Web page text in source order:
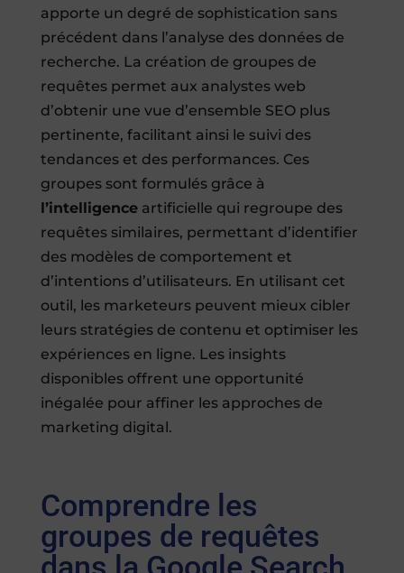
apporte un degré de sophistication sans
précédent dans l’analyse des données de
recherche. La création de groupes de
requêtes permet aux analystes web
d’obtenir une vue d’ensemble SEO plus
pertinente, facilitant ainsi le suivi des
tendances et des performances. Ces
groupes sont formulés grâce à
l’intelligenceartificielle qui regroupe des
requêtes similaires, permettant d’identifier
des modèles de comportement et
d’intentions d’utilisateurs. En utilisant cet
outil, les marketeurs peuvent mieux cibler
leurs stratégies de contenu et optimiser les
expériences en ligne. Les insights
disponibles offrent une opportunité
inégalée pour affiner les approches de
marketing digital.
Comprendre les
groupes de requêtes